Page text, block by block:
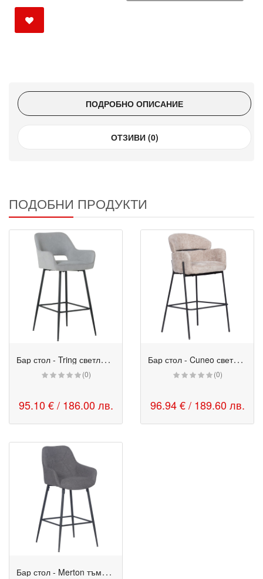
ПОДРОБНО ОПИСАНИЕ
ОТЗИВИ (0)
ПОДОБНИ ПРОДУКТИ
Б
ар стол - Tring светлосив
(0)
95.10 € / 186.00 лв.
Б
ар стол - Cuneo светлобежов
(0)
96.94 € / 189.60 лв.
Б
ар стол - Merton тъмносив